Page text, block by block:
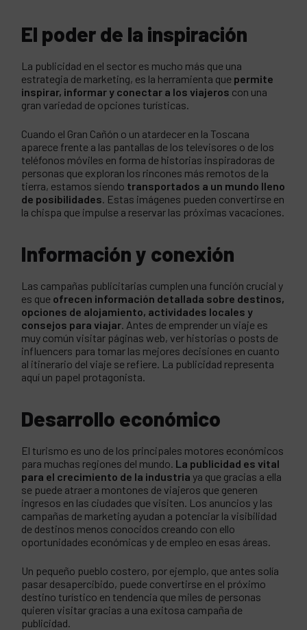
El poder de la inspiración
La publicidad en el sector es mucho más que una
estrategia de marketing, es la herramienta que permite
inspirar, informar y conectar a los viajeros con una
gran variedad de opciones turísticas.
Cuando el Gran Cañón o un atardecer en la Toscana
aparece frente a las pantallas de los televisores o de los
teléfonos móviles en forma de historias inspiradoras de
personas que exploran los rincones más remotos de la
tierra, estamos siendo transportados a un mundo lleno
de posibilidades. Estas imágenes pueden convertirse en
la chispa que impulse a reservar las próximas vacaciones.
Información y conexión
Las campañas publicitarias cumplen una función crucial y
es que ofrecen información detallada sobre destinos,
opciones de alojamiento, actividades locales y
consejos para viajar. Antes de emprender un viaje es
muy común visitar páginas web, ver historias o posts de
influencers para tomar las mejores decisiones en cuanto
al itinerario del viaje se refiere. La publicidad representa
aquí un papel protagonista.
Desarrollo económico
El turismo es uno de los principales motores económicos
para muchas regiones del mundo. La publicidad es vital
para el crecimiento de la industria ya que gracias a ella
se puede atraer a montones de viajeros que generen
ingresos en las ciudades que visiten. Los anuncios y las
campañas de marketing ayudan a potenciar la visibilidad
de destinos menos conocidos creando con ello
oportunidades económicas y de empleo en esas áreas.
Un pequeño pueblo costero, por ejemplo, que antes solía
pasar desapercibido, puede convertirse en el próximo
destino turístico en tendencia que miles de personas
quieren visitar gracias a una exitosa campaña de
publicidad.